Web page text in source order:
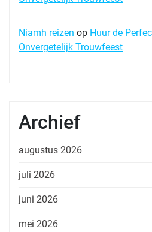
Niamh reizen op Huur de
Onvergetelijk Trouwfeest
Archief
augustus 2026
juli 2026
juni 2026
mei 2026